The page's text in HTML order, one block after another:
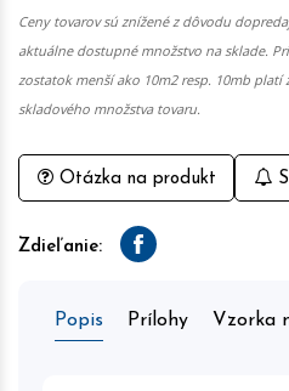
Ceny tovarov sú znížené z dôvodu
aktuálne dostupné množstvo na sklade.
zostatok menší ako 10m2 resp. 10mb platí
skladového množstva tovaru.
Otázka na produkt
Zdieľanie: Facebook
Popis Prílohy Vzorka